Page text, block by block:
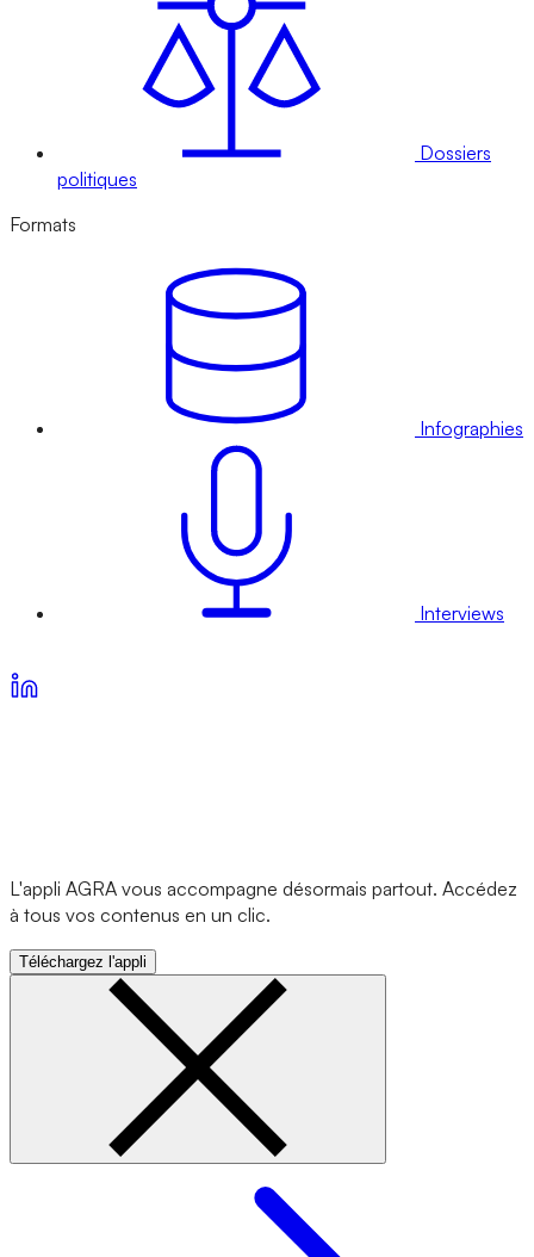
Dossiers
politiques
Formats
Infographies
Interviews
L'appli AGRA vous accompagne désormais partout. Accédez
à tous vos contenus en un clic.
Téléchargez l'appli